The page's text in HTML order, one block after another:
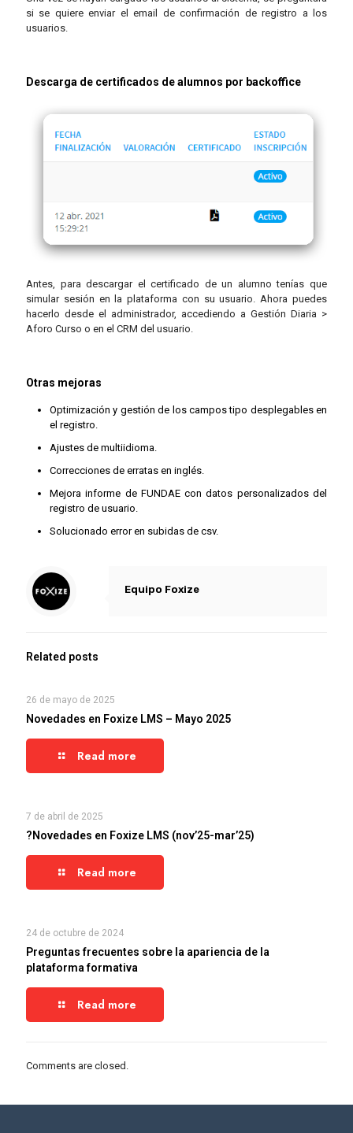
si se quiere enviar el email de confirmación de registro a los
usuarios.
Descarga de certificados de alumnos por backoffice
Antes, para descargar el certificado de un alumno tenías que
simular sesión en la plataforma con su usuario. Ahora puedes
hacerlo desde el administrador, accediendo a Gestión Diaria >
Aforo Curso o en el CRM del usuario.
Otras mejoras
Optimización y gestión de los campos tipo desplegables en
el registro.
Ajustes de multiidioma.
Correcciones de erratas en inglés.
Mejora informe de FUNDAE con datos personalizados del
registro de usuario.
Solucionado error en subidas de csv.
Equipo Foxize
Related posts
26 de mayo de 2025
Novedades en Foxize LMS – Mayo 2025
Read more
7 de abril de 2025
?Novedades en Foxize LMS (nov’25-mar’25)
Read more
24 de octubre de 2024
Preguntas frecuentes sobre la apariencia de la
plataforma formativa
Read more
Comments are closed.